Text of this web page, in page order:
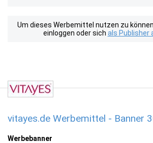
Um dieses Werbemittel nutzen zu
einloggen oder sich als Publisher
vitayes.de Werbemittel - Banner
Werbebanner